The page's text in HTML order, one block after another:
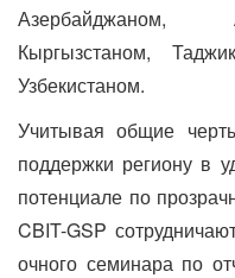
Азербайджаном,
Кыргызстаном,
Узбекистаном.
Учитывая общие
поддержки региону в
потенциале по
CBIT-GSP
очного семинара по